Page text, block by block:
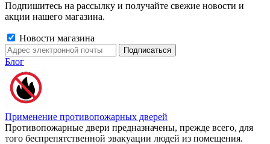
Подпишитесь на рассылку и получайте свежие новости и
акции нашего магазина.
Новости магазина
Блог
Применение противопожарных дверей
Противопожарные двери предназначены, прежде всего, для
того беспрепятственной эвакуации людей из помещения.